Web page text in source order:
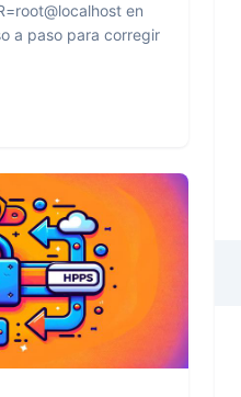
en
a paso para corregir